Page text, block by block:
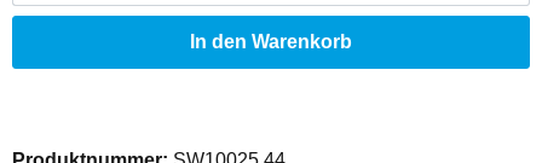
In den Warenkorb